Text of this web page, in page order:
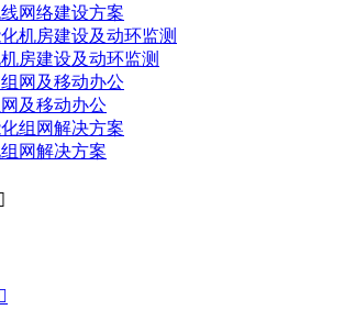
网络建设方案
房建设及动环监测
及移动办公
网解决方案
